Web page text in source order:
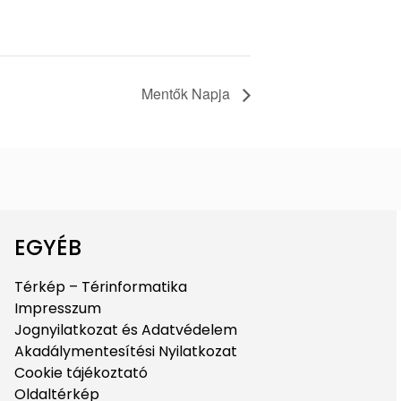
Mentők Napja
EGYÉB
Térkép – Térinformatika
Impresszum
Jognyilatkozat és Adatvédelem
Akadálymentesítési Nyilatkozat
Cookie tájékoztató
Oldaltérkép